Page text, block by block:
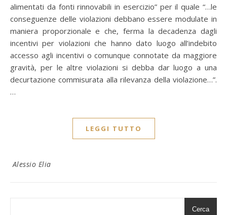
alimentati da fonti rinnovabili in esercizio” per il quale “…le
conseguenze delle violazioni debbano essere modulate in
maniera proporzionale e che, ferma la decadenza dagli
incentivi per violazioni che hanno dato luogo all’indebito
accesso agli incentivi o comunque connotate da maggiore
gravità, per le altre violazioni si debba dar luogo a una
decurtazione commisurata alla rilevanza della violazione…”.
…
LEGGI TUTTO
Alessio Elia
Cerca